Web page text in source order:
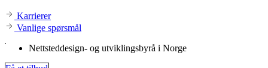
Karrierer
Vanlige spørsmål
Nettsteddesign- og utviklingsbyrå i Norge